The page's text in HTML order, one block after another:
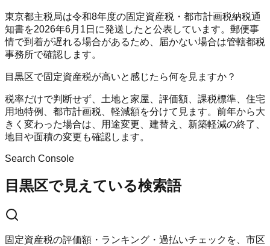
東京都主税局は令和8年度の固定資産税・都市計画税納税通
知書を2026年6月1日に発送したと公表しています。郵便事
情で到着が遅れる場合があるため、届かない場合は管轄都税
事務所で確認します。
目黒区で固定資産税が高いと感じたら何を見ますか？
税率だけで判断せず、土地と家屋、評価額、課税標準、住宅
用地特例、都市計画税、軽減額を分けて見ます。前年から大
きく変わった場合は、用途変更、建替え、新築軽減の終了、
地目や面積の変更も確認します。
Search Console
目黒区で見えている検索語
固定資産税の評価額・ランキング・過払いチェックを、市区